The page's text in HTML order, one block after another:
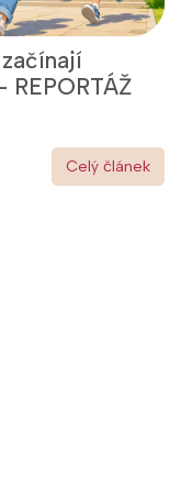
REPORTÁŽ
Celý článek